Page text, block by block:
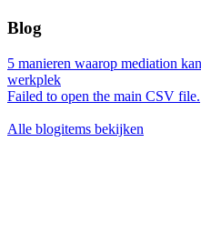
Blog
5 manieren waarop mediation
werkplek
Failed to open the main CSV file.
Alle blogitems bekijken